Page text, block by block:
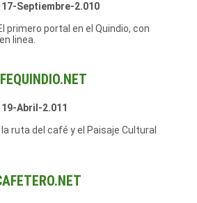
: 17-Septiembre-2.010
primero portal en el Quindio, con
linea.
19-Abril-2.011
ruta del café y el Paisaje Cultural